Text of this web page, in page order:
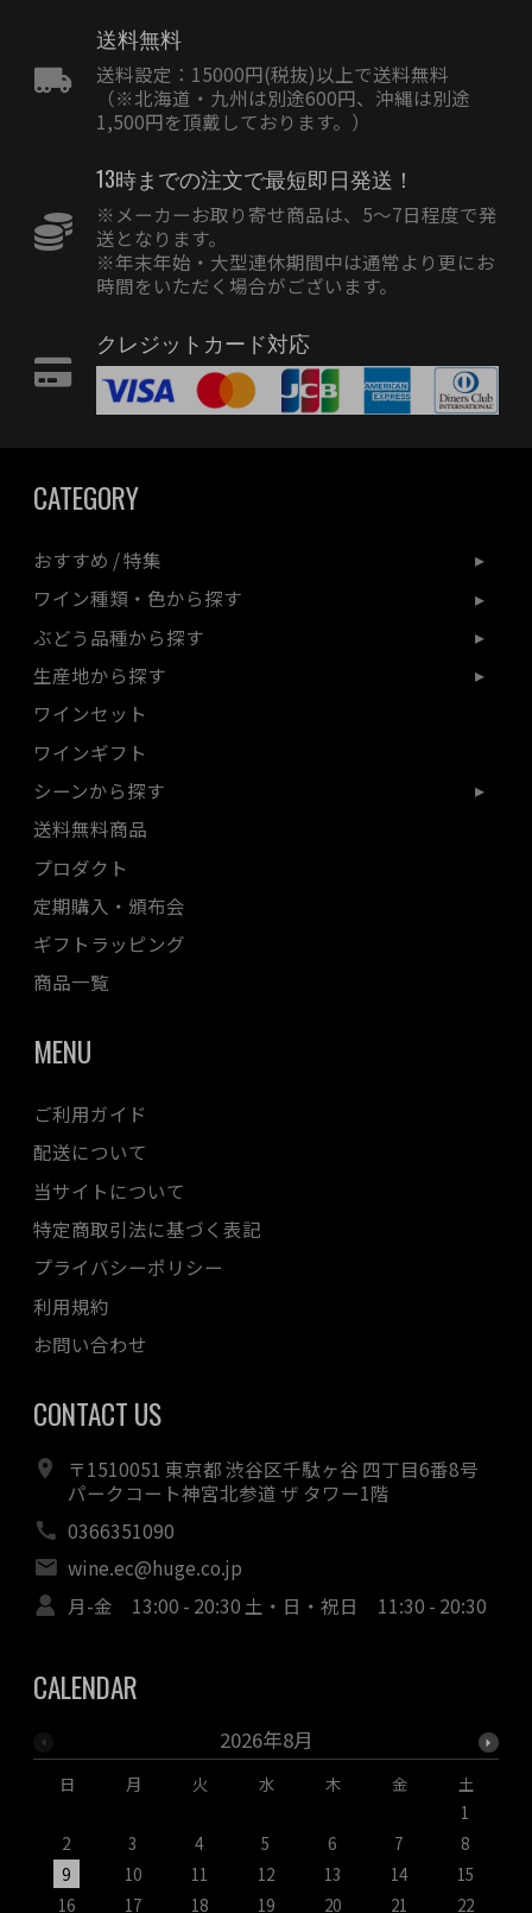
送料無料
送料設定：15000円(税抜)以上で送料無料
（※北海道・九州は別途600円、沖縄は別途
1,500円を頂戴しております。）
13時までの注文で最短即日発送！
※メーカーお取り寄せ商品は、5〜7日程度で発
送となります。
※年末年始・大型連休期間中は通常より更にお
時間をいただく場合がございます。
クレジットカード対応
CATEGORY
おすすめ / 特集
ワイン種類・色から探す
ぶどう品種から探す
生産地から探す
ワインセット
ワインギフト
シーンから探す
送料無料商品
プロダクト
定期購入・頒布会
ギフトラッピング
商品一覧
MENU
ご利用ガイド
配送について
当サイトについて
特定商取引法に基づく表記
プライバシーポリシー
利用規約
お問い合わせ
CONTACT US
〒1510051 東京都 渋谷区千駄ヶ谷 四丁目6番8号
パークコート神宮北参道 ザ タワー1階
0366351090
wine.ec@huge.co.jp
月-金 13:00 - 20:30 土・日・祝日 11:30 - 20:30
CALENDAR
2026年8月
日 月 火 水 木 金
土
1
2
3 4 5 6 7
8
9
10 11 12 13 14
15
16
17 18 19 20 21 22